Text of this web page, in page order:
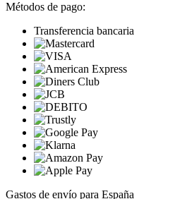
Métodos de pago:
Transferencia bancaria
Gastos de envío para España